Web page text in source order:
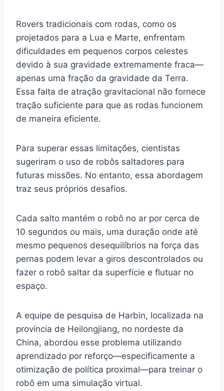
Rovers tradicionais com rodas, como os
projetados para a Lua e Marte, enfrentam
dificuldades em pequenos corpos celestes
devido à sua gravidade extremamente fraca—
apenas uma fração da gravidade da Terra.
Essa falta de atração gravitacional não fornece
tração suficiente para que as rodas funcionem
de maneira eficiente.
Para superar essas limitações, cientistas
sugeriram o uso de robôs saltadores para
futuras missões. No entanto, essa abordagem
traz seus próprios desafios.
Cada salto mantém o robô no ar por cerca de
10 segundos ou mais, uma duração onde até
mesmo pequenos desequilíbrios na força das
pernas podem levar a giros descontrolados ou
fazer o robô saltar da superfície e flutuar no
espaço.
A equipe de pesquisa de Harbin, localizada na
província de Heilongjiang, no nordeste da
China, abordou esse problema utilizando
aprendizado por reforço—especificamente a
otimização de política proximal—para treinar o
robô em uma simulação virtual.